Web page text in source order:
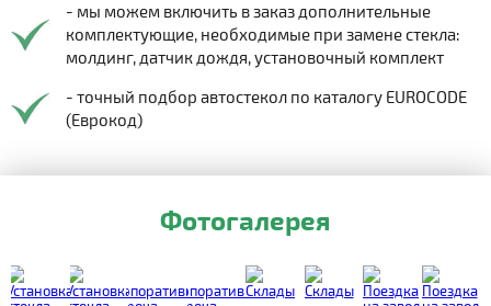
- мы можем включить в заказ дополнительные
комплектующие, необходимые при замене стекла:
молдинг, датчик дождя, установочный комплект
- точный подбор автостекол по каталогу EUROCODE
(Еврокод)
Фотогалерея